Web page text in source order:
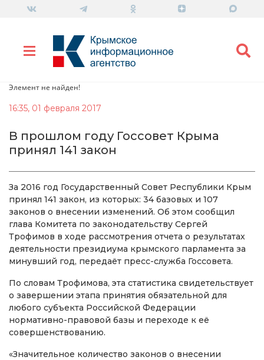
Элемент не найден!
16:35, 01 февраля 2017
В прошлом году Госсовет Крыма
принял 141 закон
За 2016 год Государственный Совет Республики Крым
принял 141 закон, из которых: 34 базовых и 107
законов о внесении изменений. Об этом сообщил
глава Комитета по законодательству Сергей
Трофимов в ходе рассмотрения отчета о результатах
деятельности президиума крымского парламента за
минувший год, передаёт пресс-служба Госсовета.
По словам Трофимова, эта статистика свидетельствует
о завершении этапа принятия обязательной для
любого субъекта Российской Федерации
нормативно-правовой базы и переходе к её
совершенствованию.
«Значительное количество законов о внесении